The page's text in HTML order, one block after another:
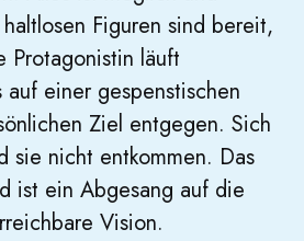
Figuren sind bereit,
Protagonistin läuft
einer gespenstischen
Ziel entgegen. Sich
sie nicht entkommen. Das
ist ein Abgesang auf die
Vision.